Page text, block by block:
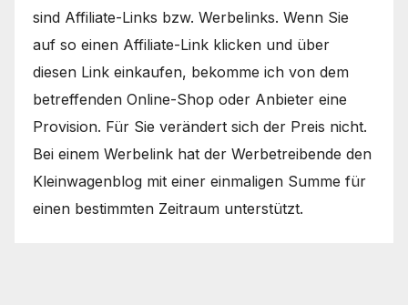
sind Affiliate-Links bzw. Werbelinks. Wenn Sie
auf so einen Affiliate-Link klicken und über
diesen Link einkaufen, bekomme ich von dem
betreffenden Online-Shop oder Anbieter eine
Provision. Für Sie verändert sich der Preis nicht.
Bei einem Werbelink hat der Werbetreibende den
Kleinwagenblog mit einer einmaligen Summe für
einen bestimmten Zeitraum unterstützt.